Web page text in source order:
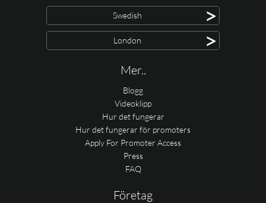
Swedish >
London >
Mer..
Blogg
Videoklipp
Hur det fungerar
Hur det fungerar för promoters
Apply For Promoter Access
Press
FAQ
Företag